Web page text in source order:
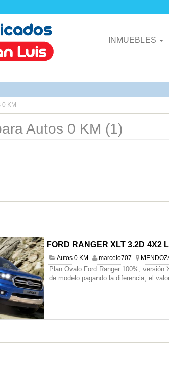
INMUEBLES
0 KM
Autos 0 KM (1)
FORD RANGER XLT 3.2D 4X2
Autos 0 KM marcelo707
Plan Ovalo Ford Ranger 100%, versión
de modelo pagando la diferencia, el